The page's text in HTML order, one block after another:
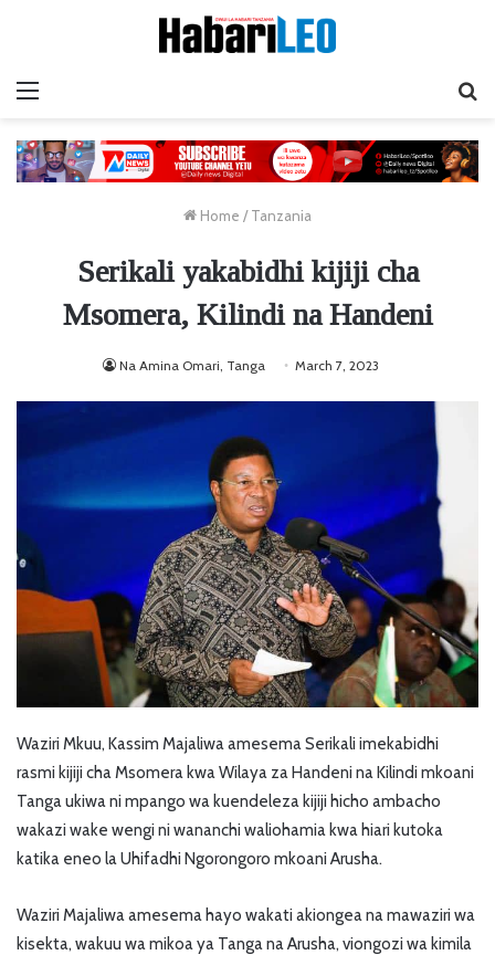
Home / Tanzania
Serikali yakabidhi kijiji cha
Msomera, Kilindi na Handeni
Na Amina Omari, Tanga March 7, 2023
Waziri Mkuu, Kassim Majaliwa amesema Serikali imekabidhi
rasmi kijiji cha Msomera kwa Wilaya za Handeni na Kilindi mkoani
Tanga ukiwa ni mpango wa kuendeleza kijiji hicho ambacho
wakazi wake wengi ni wananchi waliohamia kwa hiari kutoka
katika eneo la Uhifadhi Ngorongoro mkoani Arusha.
Waziri Majaliwa amesema hayo wakati akiongea na mawaziri wa
kisekta, wakuu wa mikoa ya Tanga na Arusha, viongozi wa kimila